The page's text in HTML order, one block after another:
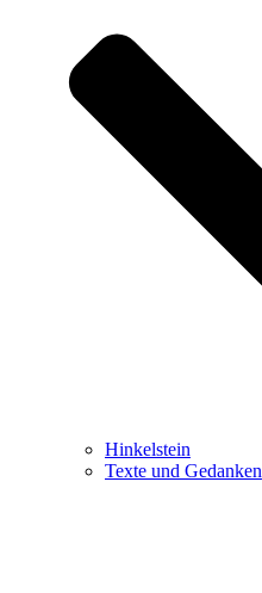
Hinkelstein
Texte und Gedanken